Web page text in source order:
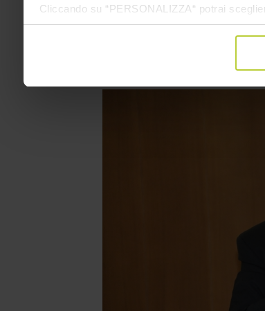
Cliccando su “PERSONALIZZA“ potrai
che sono necessari per il funzionamento del
informazioni complete ti invitiamo a